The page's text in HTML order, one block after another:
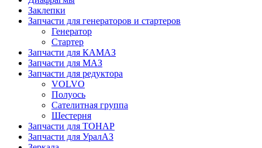
Заклепки
Запчасти для генераторов и стартеров
Генератор
Стартер
Запчасти для КАМАЗ
Запчасти для МАЗ
Запчасти для редуктора
VOLVO
Полуось
Сателитная группа
Шестерня
Запчасти для ТОНАР
Запчасти для УралАЗ